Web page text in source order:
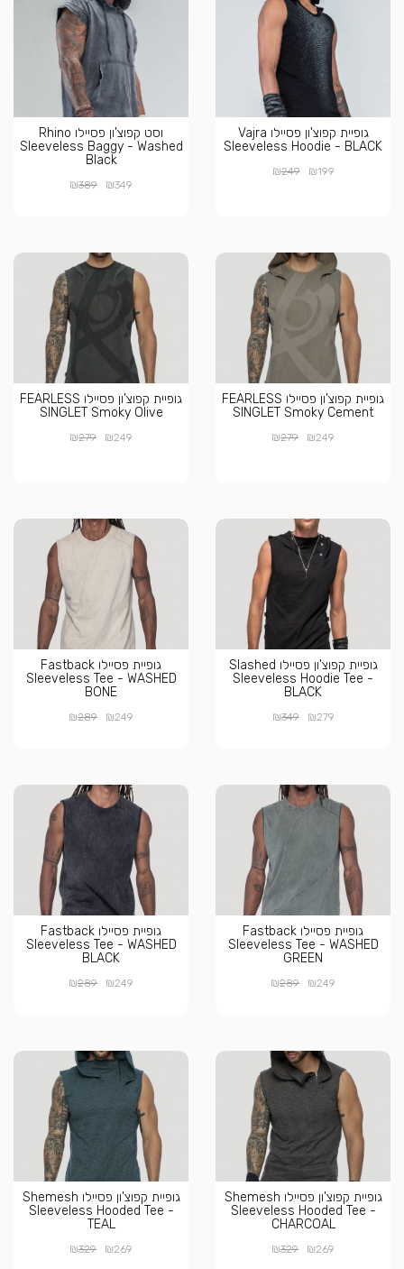
גופיית קפוצ'ון פסיילו Vajra
Sleeveless Hoodie - BLACK
₪199
₪249
וסט קפוצ'ון פסיילו Rhino
Sleeveless Baggy - Washed
Black
₪349
₪389
גופיית קפוצ'ון פסיילו FEARLESS
SINGLET Smoky Cement
₪249
₪279
גופיית קפוצ'ון פסיילו FEARLESS
SINGLET Smoky Olive
₪249
₪279
גופיית קפוצ'ון פסיילו Slashed
Sleeveless Hoodie Tee -
BLACK
₪279
₪349
גופיית פסיילו Fastback
Sleeveless Tee - WASHED
BONE
₪249
₪289
גופיית פסיילו Fastback
Sleeveless Tee - WASHED
GREEN
₪249
₪289
גופיית פסיילו Fastback
Sleeveless Tee - WASHED
BLACK
₪249
₪289
גופיית קפוצ'ון פסיילו Shemesh
Sleeveless Hooded Tee -
CHARCOAL
₪269
₪329
גופיית קפוצ'ון פסיילו Shemesh
Sleeveless Hooded Tee -
TEAL
₪269
₪329